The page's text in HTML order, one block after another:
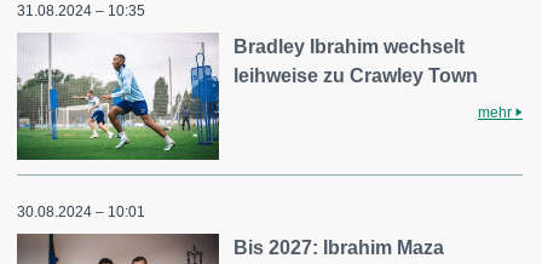
31.08.2024 – 10:35
Bradley Ibrahim wechselt
leihweise zu Crawley Town
mehr
30.08.2024 – 10:01
Bis 2027: Ibrahim Maza